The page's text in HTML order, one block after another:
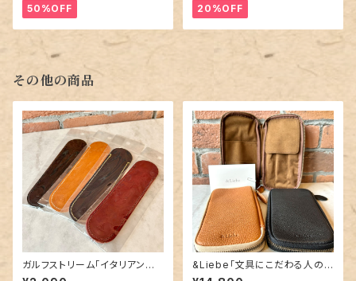
50%OFF 20%OFF
その他の商品
ガルフストリーム「イタリアンレ
ザー 1本差しペンシース」全4種
&Liebe「文具にこだわる人の
ジップペンケース（ぺブルヌメ